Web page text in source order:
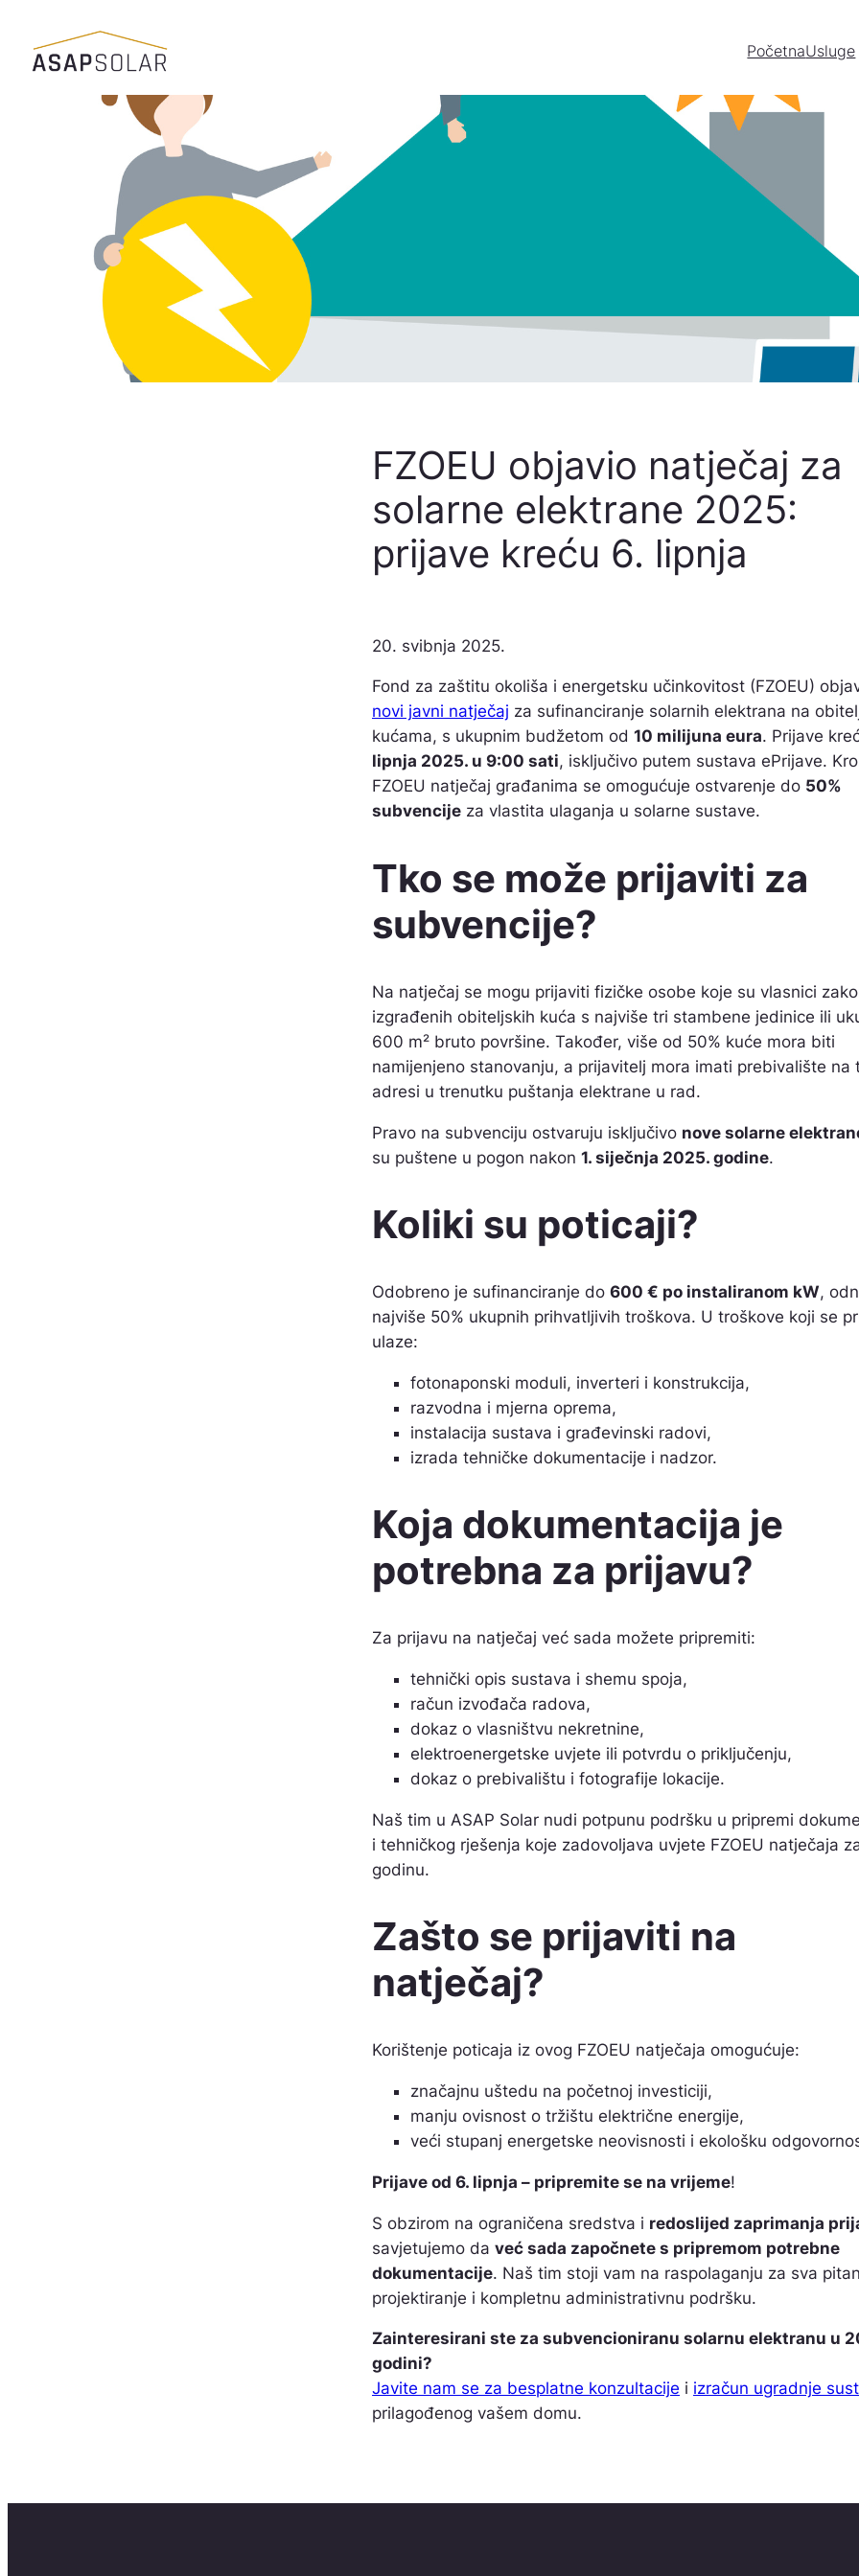
sadržaja
PočetnaUsluge
FZOEU objavio natječaj za
solarne elektrane 2025:
prijave kreću 6. lipnja
20. svibnja 2025.
Fond za zaštitu okoliša i energetsku učinkovitost (FZOEU)
novi javni natječaj za sufinanciranje solarnih elektrana na
kućama, s ukupnim budžetom od 10 milijuna eura. Prijave
lipnja 2025. u 9:00 sati, isključivo putem sustava ePrijave.
FZOEU natječaj građanima se omogućuje ostvarenje do 50%
subvencije za vlastita ulaganja u solarne sustave.
Tko se može prijaviti za
subvencije?
Na natječaj se mogu prijaviti fizičke osobe koje su vlasnici
izgrađenih obiteljskih kuća s najviše tri stambene jedinice ili
600 m² bruto površine. Također, više od 50% kuće mora biti
namijenjeno stanovanju, a prijavitelj mora imati prebivalište na
adresi u trenutku puštanja elektrane u rad.
Pravo na subvenciju ostvaruju isključivo nove solarne
su puštene u pogon nakon 1. siječnja 2025. godine.
Koliki su poticaji?
Odobreno je sufinanciranje do 600 € po instaliranom kW,
najviše 50% ukupnih prihvatljivih troškova. U troškove koji se
ulaze:
fotonaponski moduli, inverteri i konstrukcija,
razvodna i mjerna oprema,
instalacija sustava i građevinski radovi,
izrada tehničke dokumentacije i nadzor.
Koja dokumentacija je
potrebna za prijavu?
Za prijavu na natječaj već sada možete pripremiti:
tehnički opis sustava i shemu spoja,
račun izvođača radova,
dokaz o vlasništvu nekretnine,
elektroenergetske uvjete ili potvrdu o priključenju,
dokaz o prebivalištu i fotografije lokacije.
Naš tim u ASAP Solar nudi potpunu podršku u pripremi
i tehničkog rješenja koje zadovoljava uvjete FZOEU natječaja
godinu.
Zašto se prijaviti na
natječaj?
Korištenje poticaja iz ovog FZOEU natječaja omogućuje:
značajnu uštedu na početnoj investiciji,
manju ovisnost o tržištu električne energije,
veći stupanj energetske neovisnosti i ekološku
Prijave od 6. lipnja – pripremite se na vrijeme!
S obzirom na ograničena sredstva i redoslijed zaprimanja
savjetujemo da već sada započnete s pripremom potrebne
dokumentacije. Naš tim stoji vam na raspolaganju za sva
projektiranje i kompletnu administrativnu podršku.
Zainteresirani ste za subvencioniranu solarnu elektranu u
godini?
Javite nam se za besplatne konzultacije i izračun ugradnje
prilagođenog vašem domu.